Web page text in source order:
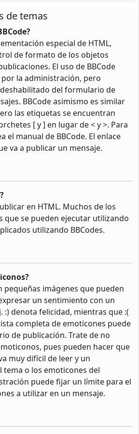
de temas
especial de HTML,
de formato de los objetos
El uso de BBCode
la administración, pero
del formulario de
BBCode asimismo es similar
las etiquetas se encuentran
[ y ] en lugar de < y >. Para
el manual de BBCode. El enlace
va a publicar un mensaje.
en HTML. Muchos de los
que se pueden ejecutar utilizando
utilizando BBCodes.
pequeñas imágenes que pueden
un sentimiento con un
:) denota felicidad, mientras que :(
completa de emoticones puede
de publicación. Trate de no
pues pueden hacer que
muy difícil de leer y un
o los emoticones del
puede fijar un límite para el
a utilizar en un mensaje.